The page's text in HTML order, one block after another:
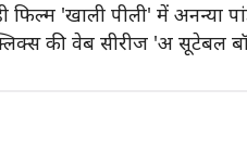
फिल्म 'खाली पीली' में अनन्या
की वेब सीरीज 'अ सूटेबल